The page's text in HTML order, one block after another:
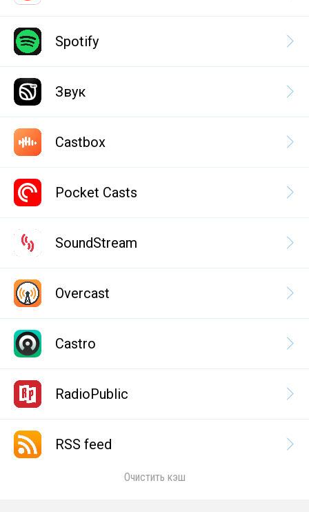
Spotify
Звук
Castbox
Pocket Casts
SoundStream
Overcast
Castro
RadioPublic
RSS feed
Очистить кэш